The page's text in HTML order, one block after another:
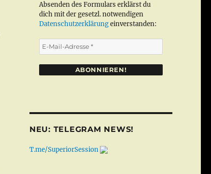
Absenden des Formulars erklärst du
dich mit der gesetzl. notwendigen
Datenschutzerklärungeinverstanden:
E-
Mail-
NEU: TELEGRAM NEWS!
T.me/SuperiorSession